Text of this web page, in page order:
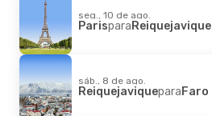
seg., 10 de ago.
ParisparaReiquejavique
sáb., 8 de ago.
ReiquejaviqueparaFaro